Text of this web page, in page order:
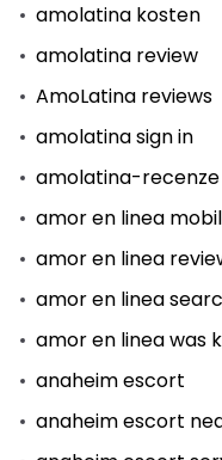
amolatina kosten
amolatina review
AmoLatina reviews
amolatina sign in
amolatina-
amor en linea
amor en linea
amor en linea
amor en linea was
anaheim escort
anaheim escort